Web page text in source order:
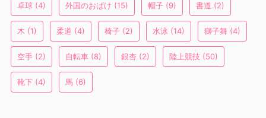
卓球 (4) 外国のおばけ (15) 帽子 (9) 書道 (2)
木 (1) 柔道 (4) 椅子 (2) 水泳 (14) 獅子舞 (4)
空手 (2) 自転車 (8) 銀杏 (2) 陸上競技 (50)
靴下 (4) 馬 (6)